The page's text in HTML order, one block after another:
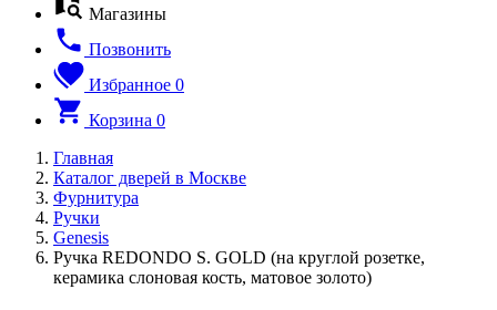
Магазины
Позвонить
Избранное 0
Корзина 0
Главная
Каталог дверей в Москве
Фурнитура
Ручки
Genesis
Ручка REDONDO S. GOLD (на круглой розетке,
керамика слоновая кость, матовое золото)